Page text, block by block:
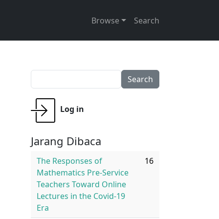
Main navigation
Browse Search
User account menu
Log in
Jarang Dibaca
The Responses of
Mathematics Pre-Service
Teachers Toward Online
Lectures in the Covid-19
Era
16